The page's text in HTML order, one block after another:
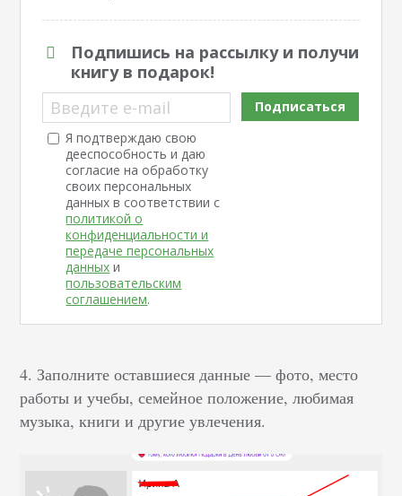
Подпишись на рассылку и получи
книгу в подарок!
Введите e-mail
Я подтверждаю свою
дееспособность и даю
согласие на обработку
своих персональных
данных в соответствии с
политикой о
конфиденциальности и
передаче персональных
данных и
пользовательским
соглашением.
Подписаться
4. Заполните оставшиеся данные — фото, место
работы и учебы, семейное положение, любимая
музыка, книги и другие увлечения.